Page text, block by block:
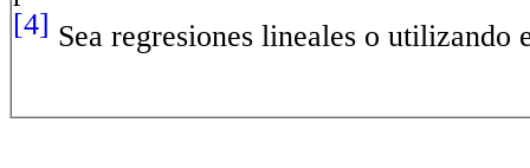
[4] Sea regresiones lineales o